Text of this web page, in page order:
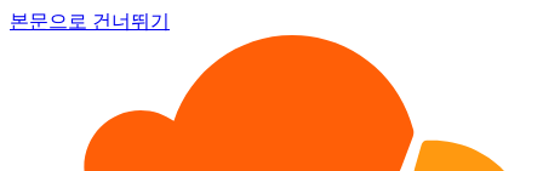
본문으로 건너뛰기